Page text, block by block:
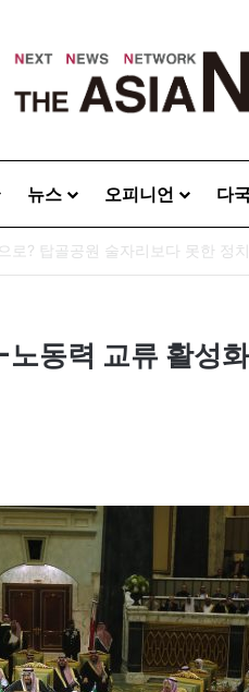
뉴스 오피니언 다
로? 탑골공원 술자리보다 못한 정
동력 교류 활성